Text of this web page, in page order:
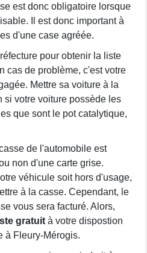
est donc obligatoire lorsque
Il est donc important à
d'une case agréée.
pour obtenir la liste
cas de problème, c'est votre
Mettre sa voiture à la
si votre voiture possède les
que sont le pot catalytique,
de l'automobile est
non d'une carte grise.
véhicule soit hors d'usage,
à la casse. Cependant, le
vous sera facturé. Alors,
gratuit à votre dispostion
à Fleury-Mérogis.